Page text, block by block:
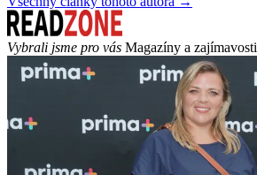
Vybrali jsme pro vás Magazíny a zajímavosti